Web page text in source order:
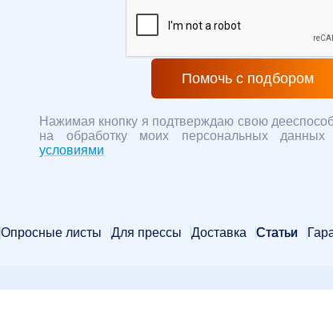
Помочь с подбором
Нажимая кнопку я подтверждаю свою
на обработку моих персональных
условиями
Опросные листы Для прессы Доставка Статьи